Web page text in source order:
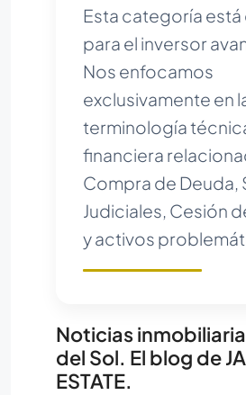
Esta categoría está
para el inversor
Nos enfocamos
exclusivamente en
terminología
financiera
Compra de Deuda,
Judiciales, Cesión
y activos
Noticias
del Sol. El blog de
ESTATE.